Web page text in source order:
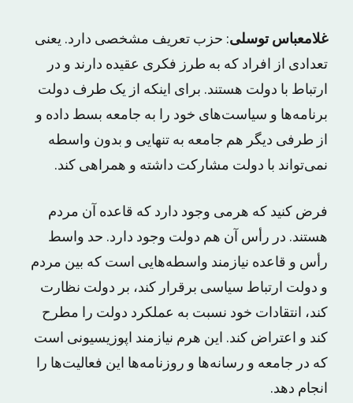
غلامعباس توسلی: حزب تعریف مشخصی دارد. یعنی
تعدادی از افراد که به طرز فکری عقیده دارند و در
ارتباط با دولت هستند. برای اینکه از یک طرف دولت
برنامه‌ها و سیاست‌های خود را به جامعه بسط داده و
از طرفی دیگر هم جامعه به تنهایی و بدون واسطه
نمی‌تواند با دولت مشارکت داشته و همراهی کند.
فرض کنید که هرمی وجود دارد که قاعده آن مردم
هستند. در رأس آن هم دولت وجود دارد. حد واسط
رأس و قاعده نیازمند واسطه‌هایی است که بین مردم
و دولت ارتباط سیاسی برقرار کند، بر دولت نظارت
کند، انتقادات خود نسبت به عملکرد دولت را مطرح
کند و اعتراض کند. این هرم نیازمند اپوزیسیونی است
که در جامعه و رسانه‌ها و روزنامه‌ها این فعالیت‌ها را
انجام دهد.